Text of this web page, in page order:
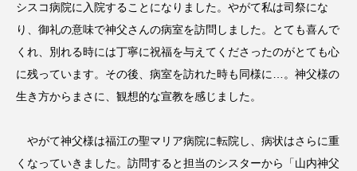
シスコ病院に入院することになりました。やがて私は司祭にな
り、御礼の意味で神父さんの病室を訪問しました。とても喜んで
くれ、別れる時には丁寧に祝福を与えてくださったのがとても心
に残っています。その後、病室を訪れた時も同様に…。神父様の
生き方からまさに、観想的な宣教を感じました。
やがて神父様は福江の聖マリア病院に転院し、病状はさらに重
くなっていきました。訪問すると担当のシスターから「山内神父